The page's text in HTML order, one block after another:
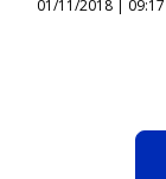
01/11/2018 | 09:17